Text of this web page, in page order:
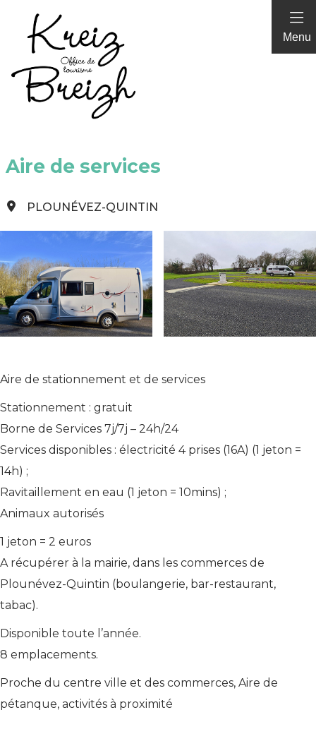
Panneau de gestion des cookies
Menu
Aire de services
PLOUNÉVEZ-QUINTIN
Aire de stationnement et de services
Stationnement : gratuit
Borne de Services 7j/7j – 24h/24
Services disponibles : électricité 4 prises (16A) (1 jeton =
14h) ;
Ravitaillement en eau (1 jeton = 10mins) ;
Animaux autorisés
1 jeton = 2 euros
A récupérer à la mairie, dans les commerces de
Plounévez-Quintin (boulangerie, bar-restaurant,
tabac).
Disponible toute l’année.
8 emplacements.
Proche du centre ville et des commerces, Aire de
pétanque, activités à proximité